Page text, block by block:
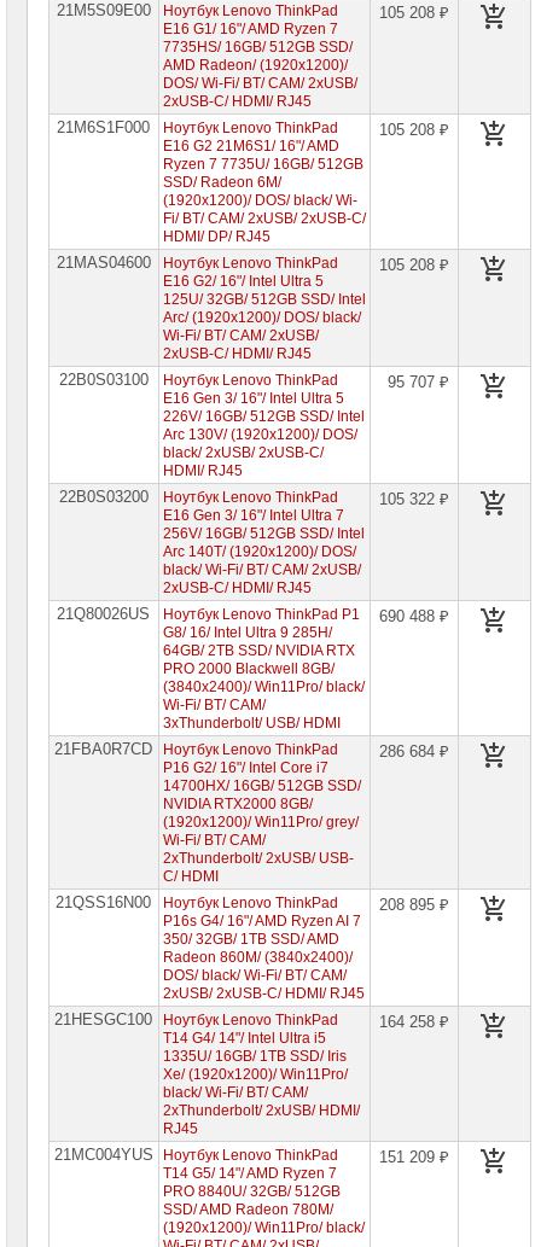
Ноутбуки
ThinkPad
►
Lenovo
LOQ
Ноутбуки
Lenovo
Name
Brand
Name
Активное
системы
хранения
21M5S09E00
Ноутбук Lenovo ThinkPad
E16 G1/ 16"/ AMD Ryzen 7
7735HS/ 16GB/ 512GB SSD/
AMD Radeon/ (1920x1200)/
DOS/ Wi-Fi/ BT/ CAM/ 2xUSB/
2xUSB-C/ HDMI/ RJ45
105 208 ₽
21M6S1F000
Ноутбук Lenovo ThinkPad
E16 G2 21M6S1/ 16"/ AMD
Ryzen 7 7735U/ 16GB/ 512GB
SSD/ Radeon 6M/
(1920x1200)/ DOS/ black/ Wi-
Fi/ BT/ CAM/ 2xUSB/ 2xUSB-C/
HDMI/ DP/ RJ45
105 208 ₽
21MAS04600
Ноутбук Lenovo ThinkPad
E16 G2/ 16"/ Intel Ultra 5
125U/ 32GB/ 512GB SSD/ Intel
Arc/ (1920x1200)/ DOS/ black/
Wi-Fi/ BT/ CAM/ 2xUSB/
2xUSB-C/ HDMI/ RJ45
105 208 ₽
22B0S03100
Ноутбук Lenovo ThinkPad
E16 Gen 3/ 16"/ Intel Ultra 5
226V/ 16GB/ 512GB SSD/ Intel
Arc 130V/ (1920x1200)/ DOS/
black/ 2xUSB/ 2xUSB-C/
HDMI/ RJ45
95 707 ₽
22B0S03200
Ноутбук Lenovo ThinkPad
E16 Gen 3/ 16"/ Intel Ultra 7
256V/ 16GB/ 512GB SSD/ Intel
Arc 140T/ (1920x1200)/ DOS/
black/ Wi-Fi/ BT/ CAM/ 2xUSB/
2xUSB-C/ HDMI/ RJ45
105 322 ₽
21Q80026US
Ноутбук Lenovo ThinkPad P1
G8/ 16/ Intel Ultra 9 285H/
64GB/ 2TB SSD/ NVIDIA RTX
PRO 2000 Blackwell 8GB/
(3840x2400)/ Win11Pro/ black/
Wi-Fi/ BT/ CAM/
3xThunderbolt/ USB/ HDMI
690 488 ₽
21FBA0R7CD
Ноутбук Lenovo ThinkPad
P16 G2/ 16"/ Intel Core i7
14700HX/ 16GB/ 512GB SSD/
NVIDIA RTX2000 8GB/
(1920x1200)/ Win11Pro/ grey/
Wi-Fi/ BT/ CAM/
2xThunderbolt/ 2xUSB/ USB-
C/ HDMI
286 684 ₽
21QSS16N00
Ноутбук Lenovo ThinkPad
P16s G4/ 16"/ AMD Ryzen AI 7
350/ 32GB/ 1TB SSD/ AMD
Radeon 860M/ (3840x2400)/
DOS/ black/ Wi-Fi/ BT/ CAM/
2xUSB/ 2xUSB-C/ HDMI/ RJ45
208 895 ₽
21HESGC100
Ноутбук Lenovo ThinkPad
T14 G4/ 14"/ Intel Ultra i5
1335U/ 16GB/ 1TB SSD/ Iris
Xe/ (1920x1200)/ Win11Pro/
black/ Wi-Fi/ BT/ CAM/
2xThunderbolt/ 2xUSB/ HDMI/
RJ45
164 258 ₽
21MC004YUS
Ноутбук Lenovo ThinkPad
T14 G5/ 14"/ AMD Ryzen 7
PRO 8840U/ 32GB/ 512GB
SSD/ AMD Radeon 780M/
(1920x1200)/ Win11Pro/ black/
151 209 ₽